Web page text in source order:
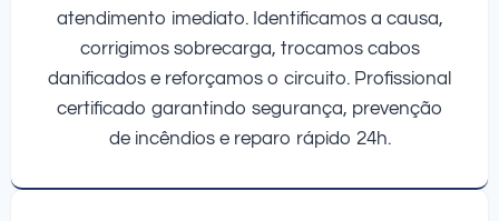
atendimento imediato. Identificamos a causa,
corrigimos sobrecarga, trocamos cabos
danificados e reforçamos o circuito. Profissional
certificado garantindo segurança, prevenção
de incêndios e reparo rápido 24h.